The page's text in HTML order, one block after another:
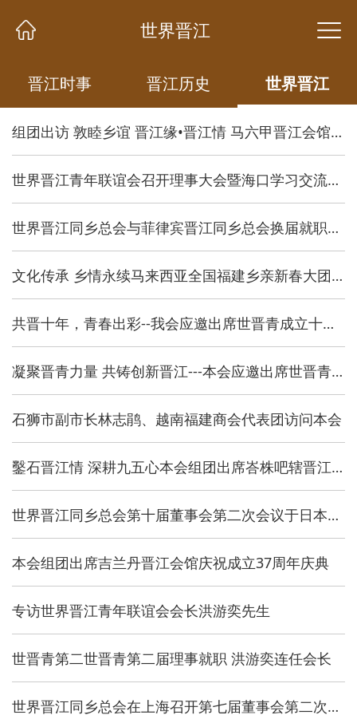
世界晋江
晋江时事 晋江历史 世界晋江
世界晋江
晋江时事 晋江历史 世界晋江
组团出访 敦睦乡谊 晋江缘•晋江情 马六甲晋江会馆庆祝成立102周年纪念
世界晋江青年联谊会召开理事大会暨海口学习交流活动
世界晋江同乡总会与菲律宾晋江同乡总会换届就职典礼
文化传承 乡情永续马来西亚全国福建乡亲新春大团拜2019
共晋十年，青春出彩--我会应邀出席世晋青成立十周年庆典
凝聚晋青力量 共铸创新晋江---本会应邀出席世晋青换届就职典礼系列活动
石狮市副市长林志鹃、越南福建商会代表团访问本会
鑿石晋江情 深耕九五心本会组团出席峇株吧辖晋江会馆95周年庆典晚宴
世界晋江同乡总会第十届董事会第二次会议于日本大阪召开
本会组团出席吉兰丹晋江会馆庆祝成立37周年庆典
专访世界晋江青年联谊会会长洪游奕先生
世晋青第二世晋青第二届理事就职 洪游奕连任会长
世界晋江同乡总会在上海召开第七届董事会第二次会议暨上海世博游